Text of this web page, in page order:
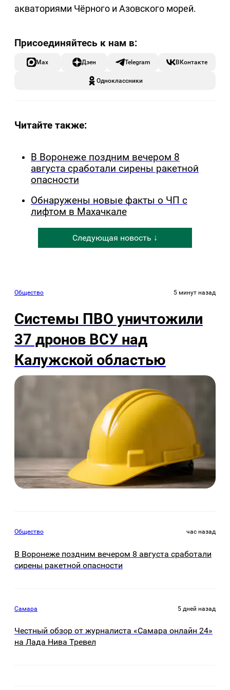
акваториями Чёрного и Азовского морей.
Max Дзен Telegram ВКонтакте
Одноклассники
Читайте также:
В Воронеже поздним вечером 8
августа сработали сирены ракетной
опасности
Обнаружены новые факты о ЧП с
лифтом в Махачкале
Следующая новость ↓
Общество 5 минут назад
Системы ПВО уничтожили
37 дронов ВСУ над
Калужской областью
Общество час назад
В Воронеже поздним вечером 8 августа сработали
сирены ракетной опасности
Самара 5 дней назад
Честный обзор от журналиста «Самара онлайн 24»
на Лада Нива Тревел